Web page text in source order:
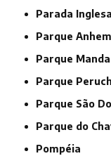
Parada Inglesa
Parque
Parque
Parque
Parque São
Parque do
Pompéia